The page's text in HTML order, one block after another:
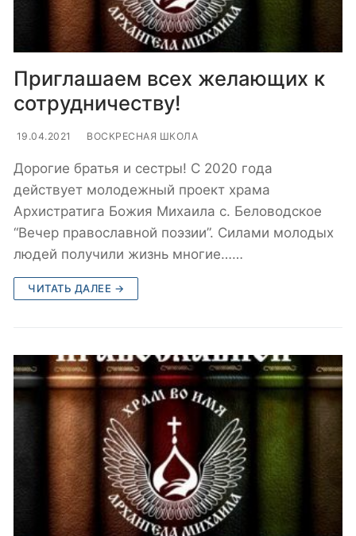
Приглашаем всех желающих к
сотрудничеству!
19.04.2021 ВОСКРЕСНАЯ ШКОЛА
Дорогие братья и сестры! С 2020 года
действует молодежный проект храма
Архистратига Божия Михаила с. Беловодское
“Вечер православной поэзии”. Силами молодых
людей получили жизнь многие……
ЧИТАТЬ ДАЛЕЕ →